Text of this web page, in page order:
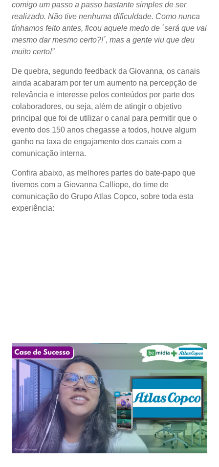
comigo um passo a passo bastante simples de ser
realizado. Não tive nenhuma dificuldade. Como nunca
tínhamos feito antes, ficou aquele medo de ´será que vai
mesmo dar mesmo certo?!´, mas a gente viu que deu
muito certo!”
De quebra, segundo feedback da Giovanna, os canais
ainda acabaram por ter um aumento na percepção de
relevância e interesse pelos conteúdos por parte dos
colaboradores, ou seja, além de atingir o objetivo
principal que foi de utilizar o canal para permitir que o
evento dos 150 anos chegasse a todos, houve algum
ganho na taxa de engajamento dos canais com a
comunicação interna.
Confira abaixo, as melhores partes do bate-papo que
tivemos com a Giovanna Calliope, do time de
comunicação do Grupo Atlas Copco, sobre toda esta
experiência: